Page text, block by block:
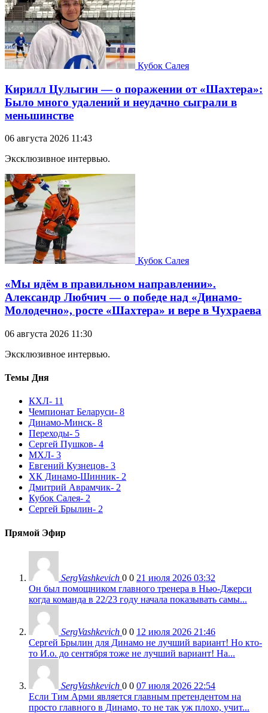
Кубок Салея
Кирилл Цулыгин — о поражении от «Шахтера»:
Было много удалений и неудачно сыграли в
меньшинстве
06 августа 2026 11:43
Эксклюзивное интервью.
Кубок Салея
«Мы идём в правильном направлении».
Александр Любчич — о победе над «Динамо-
Молодечно», росте «Шахтера» и вере в Чухраева
06 августа 2026 11:30
Эксклюзивное интервью.
Темы Дня
КХЛ- 11
Чемпионат Беларуси- 8
Динамо-Минск- 8
Переходы- 5
Сергей Пушков- 4
МХЛ- 3
Евгений Кузнецов- 3
ХК Динамо-Шинник- 2
Дмитрий Аврамчик- 2
Кубок Салея- 2
Сергей Брылин- 2
Прямой Эфир
SergVashkevich 0 0 21 июля 2026 03:32
Он был помощником главного тренера в Нью-Джерси
когда команда в 22/23 году начала показывать самы...
SergVashkevich 0 0 12 июля 2026 21:46
Сергей Брылин для Динамо не лучший вариант! Но кто-
то И.о. до сентября тоже не лучший вариант! На...
SergVashkevich 0 0 07 июля 2026 22:54
Если Тим Арми является главным претендентом на
просто главного в Динамо, то не так уж плохо, учит...